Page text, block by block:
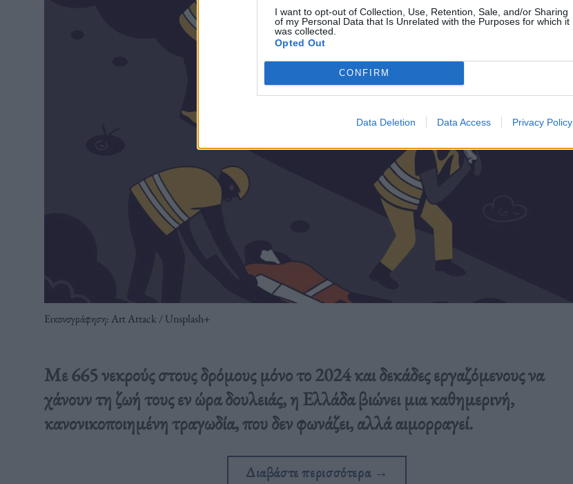
I want to opt-out of Collection, Use, Retention, Sale, and/or Sharing
of my Personal Data that Is Unrelated with the Purposes for which it
was collected.
Opted Out
CONFIRM
Data Deletion Data Access Privacy Policy
Εικονογράφηση: Art Attack / Unsplash+
Με 665 νεκρούς στους δρόμους μόνο το 2024 και δεκάδες εργαζόμενους να
χάνουν τη ζωή τους εν ώρα δουλειάς, η Ελλάδα βιώνει μια καθημερινή,
κανονικοποιημένη τραγωδία, που δεν φωνάζει, αλλά αιμορραγεί.
Διαβάστε περισσότερα →